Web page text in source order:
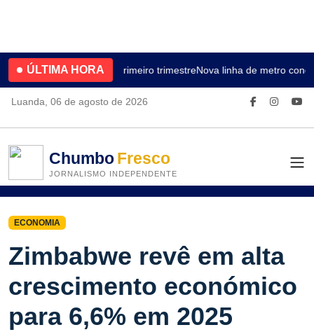
ÚLTIMA HORA4.2% no primeiro trimestreNova linha de metro
Luanda, 06 de agosto de 2026
ChumboFresco
JORNALISMO INDEPENDENTE
ECONOMIA
Zimbabwe revê em alta
crescimento económico
para 6,6% em 2025